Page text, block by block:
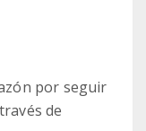
por seguir
de